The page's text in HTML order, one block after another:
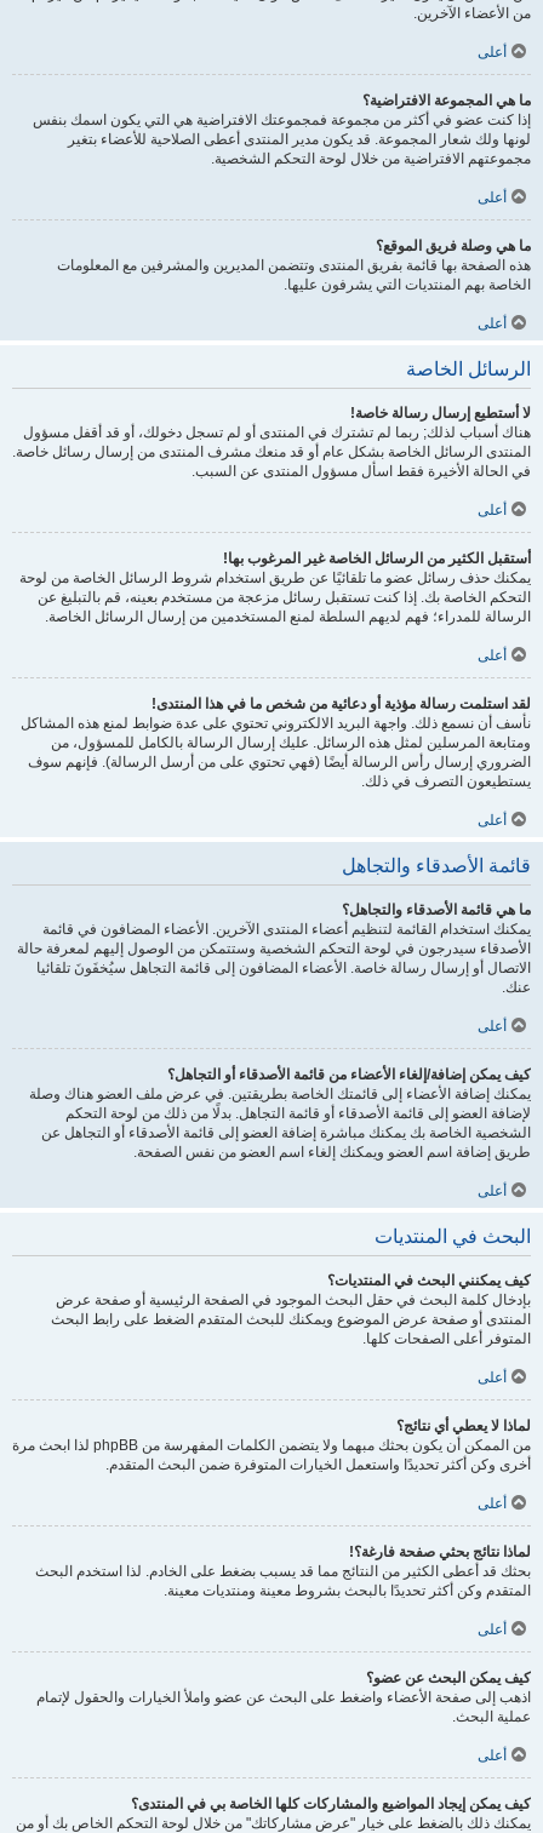
من الأعضاء الآخرين.
أعلى
ما هي المجموعة الافتراضية؟
إذا كنت عضو في أكثر من مجموعة فمجموعتك الافتراضية هي التي يكون اسمك بنفس
لونها ولك شعار المجموعة. قد يكون مدير المنتدى أعطى الصلاحية للأعضاء بتغير
مجموعتهم الافتراضية من خلال لوحة التحكم الشخصية.
أعلى
ما هي وصلة فريق الموقع؟
هذه الصفحة بها قائمة بفريق المنتدى وتتضمن المديرين والمشرفين مع المعلومات
الخاصة بهم المنتديات التي يشرفون عليها.
أعلى
الرسائل الخاصة
لا أستطيع إرسال رسالة خاصة!
هناك أسباب لذلك; ربما لم تشترك في المنتدى أو لم تسجل دخولك، أو قد أقفل مسؤول
المنتدى الرسائل الخاصة بشكل عام أو قد منعك مشرف المنتدى من إرسال رسائل خاصة.
في الحالة الأخيرة فقط اسأل مسؤول المنتدى عن السبب.
أعلى
أستقبل الكثير من الرسائل الخاصة غير المرغوب بها!
يمكنك حذف رسائل عضو ما تلقائيًا عن طريق استخدام شروط الرسائل الخاصة من لوحة
التحكم الخاصة بك. إذا كنت تستقبل رسائل مزعجة من مستخدم بعينه، قم بالتبليغ عن
الرسالة للمدراء؛ فهم لديهم السلطة لمنع المستخدمين من إرسال الرسائل الخاصة.
أعلى
لقد استلمت رسالة مؤذية أو دعائية من شخص ما في هذا المنتدى!
نأسف أن نسمع ذلك. واجهة البريد الالكتروني تحتوي على عدة ضوابط لمنع هذه المشاكل
ومتابعة المرسلين لمثل هذه الرسائل. عليك إرسال الرسالة بالكامل للمسؤول، من
الضروري إرسال رأس الرسالة أيضًا (فهي تحتوي على من أرسل الرسالة). فإنهم سوف
يستطيعون التصرف في ذلك.
أعلى
قائمة الأصدقاء والتجاهل
ما هي قائمة الأصدقاء والتجاهل؟
يمكنك استخدام القائمة لتنظيم أعضاء المنتدى الآخرين. الأعضاء المضافون في قائمة
الأصدقاء سيدرجون في لوحة التحكم الشخصية وستتمكن من الوصول إليهم لمعرفة حالة
الاتصال أو إرسال رسالة خاصة. الأعضاء المضافون إلى قائمة التجاهل سيُخفَونَ تلقائيا
عنك.
أعلى
كيف يمكن إضافة/إلغاء الأعضاء من قائمة الأصدقاء أو التجاهل؟
يمكنك إضافة الأعضاء إلى قائمتك الخاصة بطريقتين. في عرض ملف العضو هناك وصلة
لإضافة العضو إلى قائمة الأصدقاء أو قائمة التجاهل. بدلًا من ذلك من لوحة التحكم
الشخصية الخاصة بك يمكنك مباشرة إضافة العضو إلى قائمة الأصدقاء أو التجاهل عن
طريق إضافة اسم العضو ويمكنك إلغاء اسم العضو من نفس الصفحة.
أعلى
البحث في المنتديات
كيف يمكنني البحث في المنتديات؟
بإدخال كلمة البحث في حقل البحث الموجود في الصفحة الرئيسية أو صفحة عرض
المنتدى أو صفحة عرض الموضوع ويمكنك للبحث المتقدم الضغط على رابط البحث
المتوفر أعلى الصفحات كلها.
أعلى
لماذا لا يعطي أي نتائج؟
من الممكن أن يكون بحثك مبهما ولا يتضمن الكلمات المفهرسة من phpBB لذا ابحث مرة
أخرى وكن أكثر تحديدًا واستعمل الخيارات المتوفرة ضمن البحث المتقدم.
أعلى
لماذا نتائج بحثي صفحة فارغة؟!
بحثك قد أعطى الكثير من النتائج مما قد يسبب بضغط على الخادم. لذا استخدم البحث
المتقدم وكن أكثر تحديدًا بالبحث بشروط معينة ومنتديات معينة.
أعلى
كيف يمكن البحث عن عضو؟
اذهب إلى صفحة الأعضاء واضغط على البحث عن عضو واملأ الخيارات والحقول لإتمام
عملية البحث.
أعلى
كيف يمكن إيجاد المواضيع والمشاركات كلها الخاصة بي في المنتدى؟
يمكنك ذلك بالضغط على خيار "عرض مشاركاتك" من خلال لوحة التحكم الخاص بك أو من